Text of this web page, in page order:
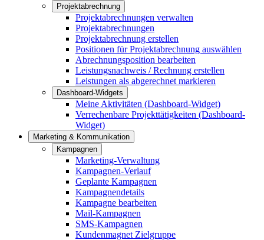
Projektabrechnung
Projektabrechnungen verwalten
Projektabrechnungen
Projektabrechnung erstellen
Positionen für Projektabrechnung auswählen
Abrechnungsposition bearbeiten
Leistungsnachweis / Rechnung erstellen
Leistungen als abgerechnet markieren
Dashboard-Widgets
Meine Aktivitäten (Dashboard-Widget)
Verrechenbare Projekttätigkeiten (Dashboard-
Widget)
Marketing & Kommunikation
Kampagnen
Marketing-Verwaltung
Kampagnen-Verlauf
Geplante Kampagnen
Kampagnendetails
Kampagne bearbeiten
Mail-Kampagnen
SMS-Kampagnen
Kundenmagnet Zielgruppe